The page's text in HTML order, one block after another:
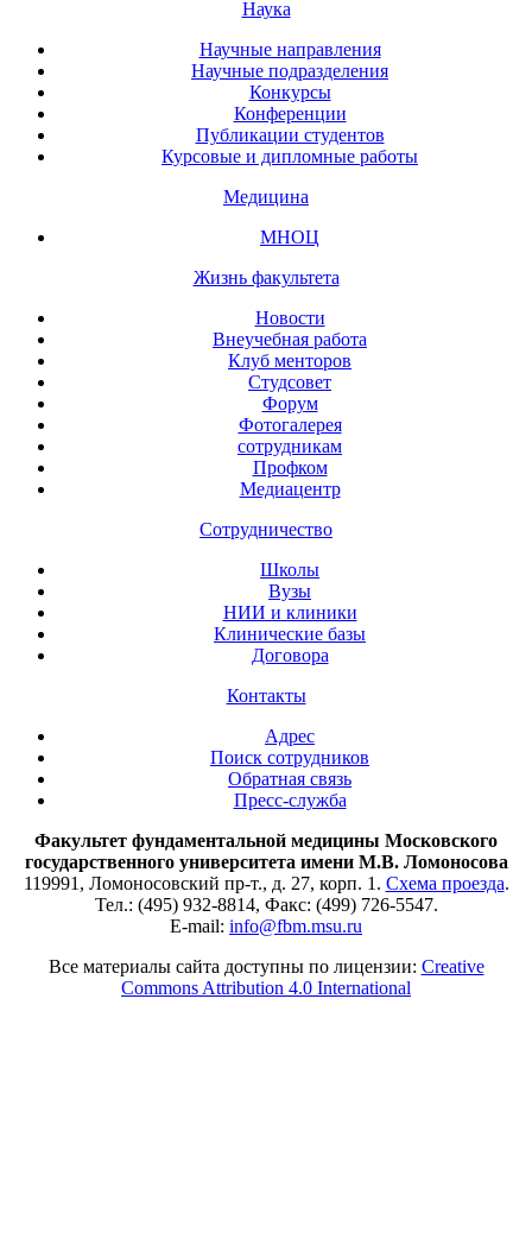
Наука
Научные направления
Научные подразделения
Конкурсы
Конференции
Публикации студентов
Курсовые и дипломные работы
Медицина
МНОЦ
Жизнь факультета
Новости
Внеучебная работа
Клуб менторов
Студсовет
Форум
Фотогалерея
сотрудникам
Профком
Медиацентр
Сотрудничество
Школы
Вузы
НИИ и клиники
Клинические базы
Договора
Контакты
Адрес
Поиск сотрудников
Обратная связь
Пресс-служба
Факультет фундаментальной медицины Московского
государственного университета имени М.В. Ломоносова
119991, Ломоносовский пр-т., д. 27, корп. 1. Схема проезда.
Тел.: (495) 932-8814, Факс: (499) 726-5547.
E-mail: info@fbm.msu.ru
Все материалы сайта доступны по лицензии: Creative
Commons Attribution 4.0 International